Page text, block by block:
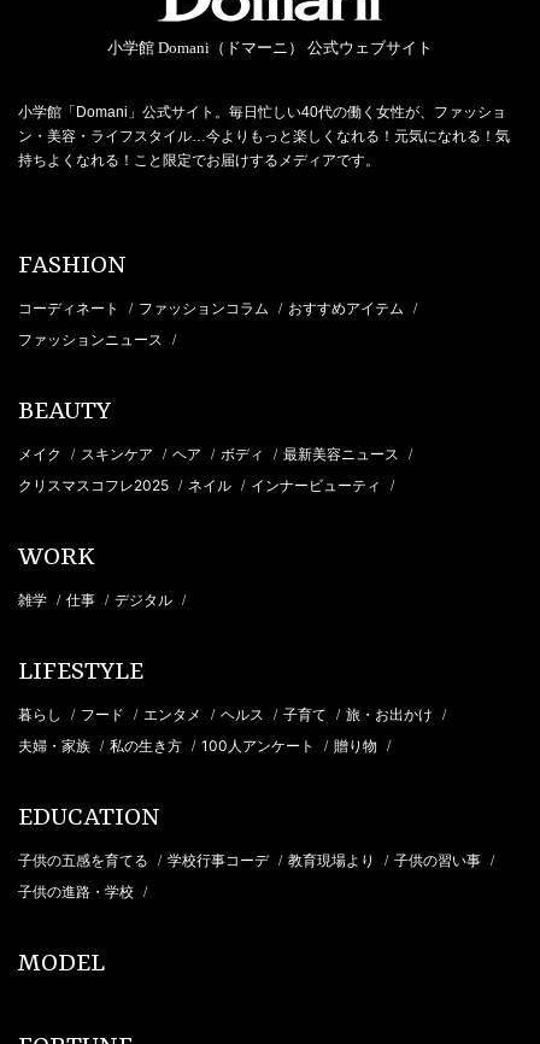
小学館 Domani（ドマーニ） 公式ウェブサイト
小学館「Domani」公式サイト。毎日忙しい40代の働く女性が、ファッショ
ン・美容・ライフスタイル…今よりもっと楽しくなれる！元気になれる！気
持ちよくなれる！こと限定でお届けするメディアです。
FASHION
コーディネート / ファッションコラム / おすすめアイテム /
ファッションニュース /
BEAUTY
メイク / スキンケア / ヘア / ボディ / 最新美容ニュース /
クリスマスコフレ2025 / ネイル / インナービューティ /
WORK
雑学 / 仕事 / デジタル /
LIFESTYLE
暮らし / フード / エンタメ / ヘルス / 子育て / 旅・お出かけ /
夫婦・家族 / 私の生き方 / 100人アンケート / 贈り物 /
EDUCATION
子供の五感を育てる / 学校行事コーデ / 教育現場より / 子供の習い事 /
子供の進路・学校 /
MODEL